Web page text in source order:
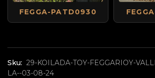
Sku: 29-KOILADA-TOY-FEGGARIOY-
LA--03-08-24
FEGGA-PATD0930